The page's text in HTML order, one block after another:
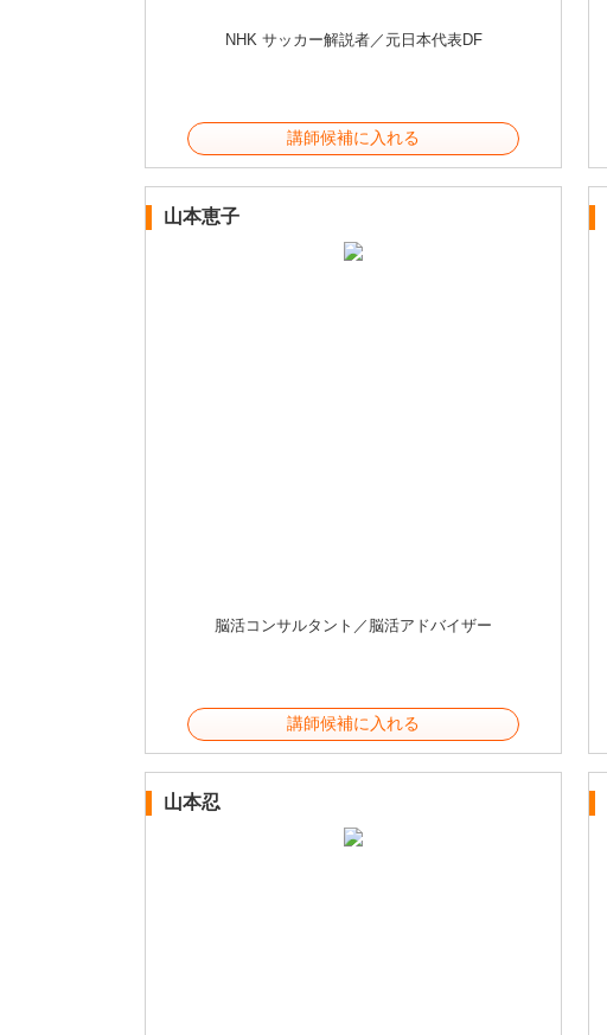
NHK サッカー解説者／元日本代表DF
講師候補に入れる
山本恵子
脳活コンサルタント／脳活アドバイザー
講師候補に入れる
山本忍